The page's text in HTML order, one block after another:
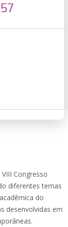
Congresso
diferentes temas
do
desenvolvidas em